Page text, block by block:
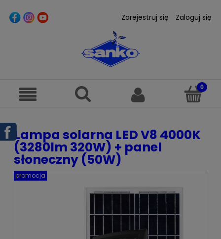
Zarejestruj się Zaloguj się
Lampa solarna LED V8 4000K
(3280lm 320W) + panel
słoneczny (50W)
promocja